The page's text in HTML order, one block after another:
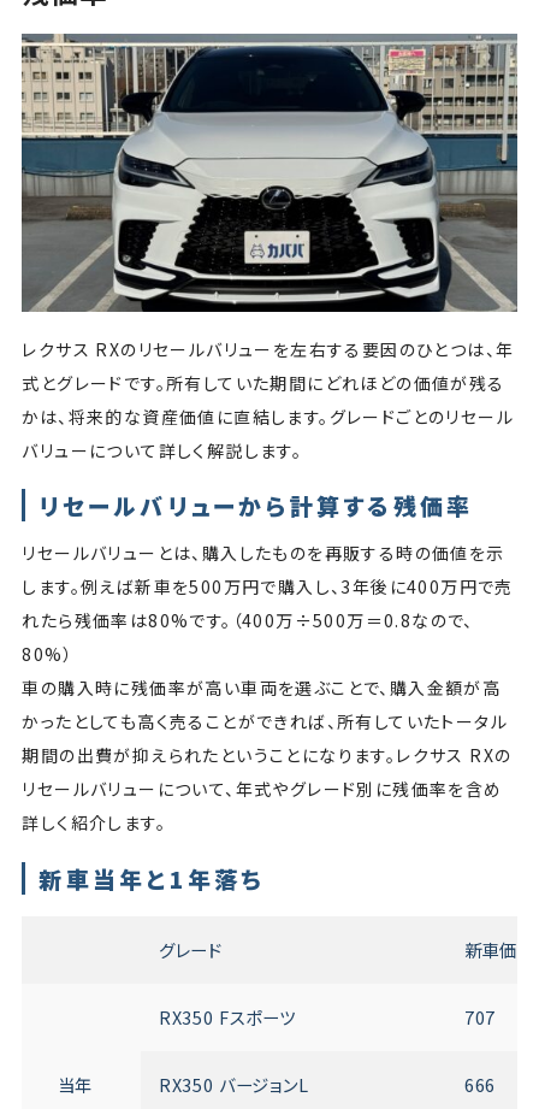
レクサス RXのリセールバリューを左右する要因のひとつは、年
式とグレードです。所有していた期間にどれほどの価値が残る
かは、将来的な資産価値に直結します。グレードごとのリセール
バリューについて詳しく解説します。
リセールバリューから計算する残価率
リセールバリューとは、購入したものを再販する時の価値を示
します。例えば新車を500万円で購入し、3年後に400万円で売
れたら残価率は80%です。（400万÷500万＝0.8なので、
80%）
車の購入時に残価率が高い車両を選ぶことで、購入金額が高
かったとしても高く売ることができれば、所有していたトータル
期間の出費が抑えられたということになります。レクサス RXの
リセールバリューについて、年式やグレード別に残価率を含め
詳しく紹介します。
新車当年と1年落ち
グレード 新車価格
当年
RX350 Fスポーツ 707
RX350 バージョンL 666